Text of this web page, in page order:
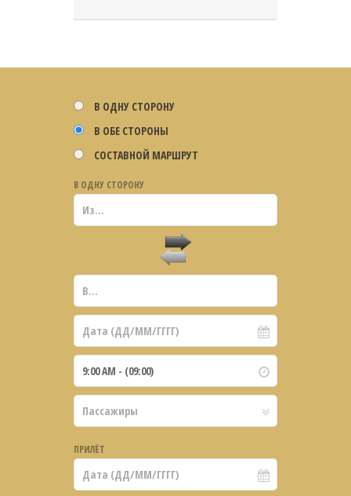
В ОДНУ СТОРОНУ
В ОБЕ СТОРОНЫ
СОСТАВНОЙ МАРШРУТ
В ОДНУ СТОРОНУ
ПРИЛЁТ